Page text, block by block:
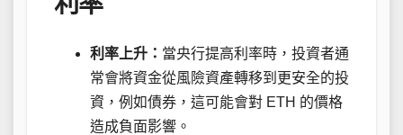
利率上升： 當央行提高利率時，投資者通
常會將資金從風險資產轉移到更安全的投
資，例如債券，這可能會對 ETH 的價格
造成負面影響。